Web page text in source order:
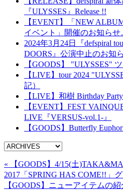
『ULYSSES』Release !!
【EVENT】「NEW
イベント」開催のお知らせ
2024年3月24日『defspiral
DOORS』公演中止のお知
【GOODS】 "ULYSSES"
【LIVE】tour 2024
記）
【LIVE】和樹 Birthday
【EVENT】FEST
LIVE『VERSUS-vol.1-』
【GOODS】Butterfly
« 【GOODS】4/15(土
2017「SPRING HAS COME!!」
【GOODS】ニューアイテムの